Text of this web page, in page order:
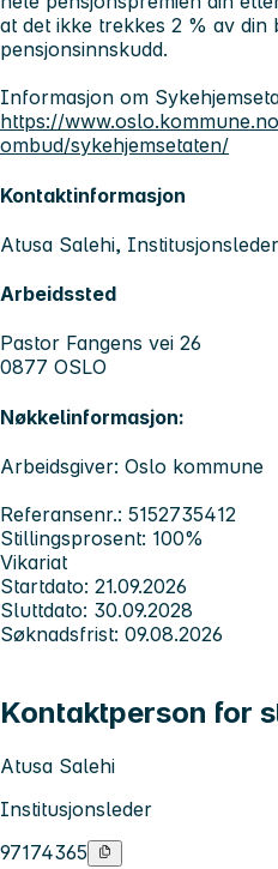
at det ikke trekkes 2 % av
pensjonsinnskudd.
Informasjon om
https://
ombud/sykehjemsetaten/
Kontaktinformasjon
Atusa Salehi,
Arbeidssted
Pastor Fangens vei 26
0877 OSLO
Nøkkelinformasjon:
Arbeidsgiver: Oslo kommune
Referansenr.: 5152735412
Stillingsprosent: 100%
Vikariat
Startdato: 21.09.2026
Sluttdato: 30.09.2028
Søknadsfrist: 09.08.2026
Kontaktperson for
Atusa Salehi
Institusjonsleder
97174365